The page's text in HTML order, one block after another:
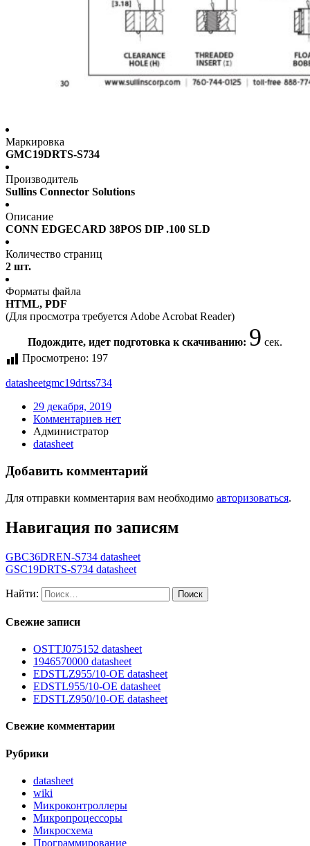
Маркировка
GMC19DRTS-S734
Производитель
Sullins Connector Solutions
Описание
CONN EDGECARD 38POS DIP .100 SLD
Количество страниц
2 шт.
Форматы файла
HTML, PDF
(Для просмотра требуется Adobe Acrobat Reader)
Подождите, идет подготовка к скачиванию: 9 сек.
Просмотрено: 197
datasheetgmc19drtss734
29 декабря, 2019
Комментариев нет
Администратор
datasheet
Добавить комментарий
Для отправки комментария вам необходимо авторизоваться.
Навигация по записям
GBC36DREN-S734 datasheet
GSC19DRTS-S734 datasheet
Найти:
Свежие записи
OSTTJ075152 datasheet
1946570000 datasheet
EDSTLZ955/10-OE datasheet
EDSTL955/10-OE datasheet
EDSTLZ950/10-OE datasheet
Свежие комментарии
Рубрики
datasheet
wiki
Микроконтроллеры
Микропроцессоры
Микросхема
Программирование